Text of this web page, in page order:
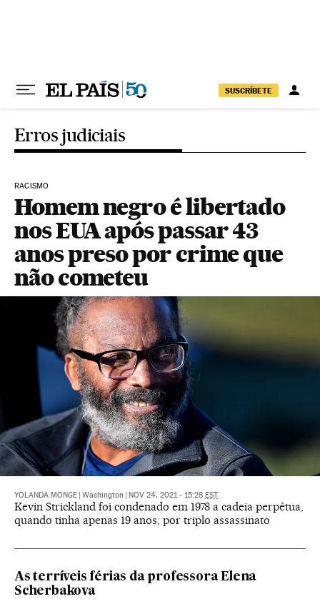
SUSCRÍBETE
Erros judiciais
RACISMO
Homem negro é libertado
nos EUA após passar 43
anos preso por crime que
não cometeu
YOLANDA MONGE Washington NOV 24, 2021 - 15:28 EST
Kevin Strickland foi condenado em 1978 a cadeia perpétua,
quando tinha apenas 19 anos, por triplo assassinato
As terríveis férias da professora Elena
Scherbakova